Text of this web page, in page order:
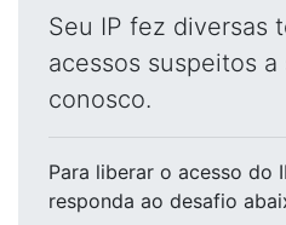
Seu IP fez diversas
acessos suspeitos
conosco.
Para liberar o acesso do
responda ao desafio